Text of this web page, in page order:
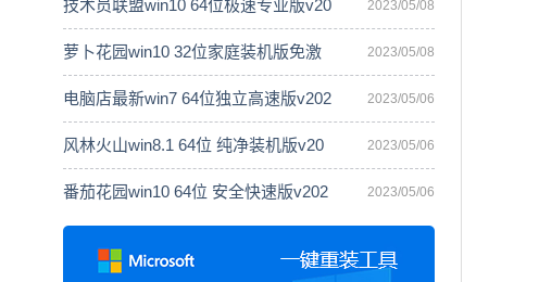
技术员联盟win10 64位极速专业版v20 2023/05/08
萝卜花园win10 32位家庭装机版免激 2023/05/08
电脑店最新win7 64位独立高速版v202 2023/05/06
风林火山win8.1 64位 纯净装机版v20 2023/05/06
番茄花园win10 64位 安全快速版v202 2023/05/06